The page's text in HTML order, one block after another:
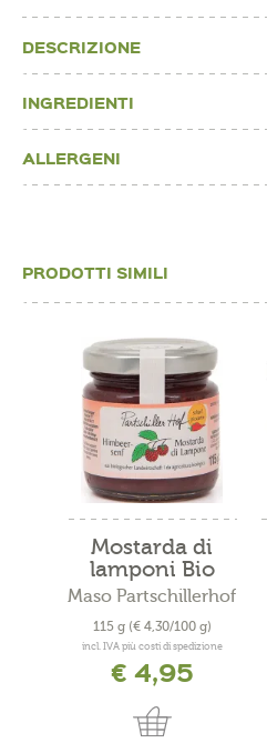
DESCRIZIONE
INGREDIENTI
ALLERGENI
PRODOTTI SIMILI
Mostarda di
lamponi Bio
Maso Partschillerhof
115 g (€ 4,30/100 g)
incl. IVA più costi di spedizione
€ 4,95